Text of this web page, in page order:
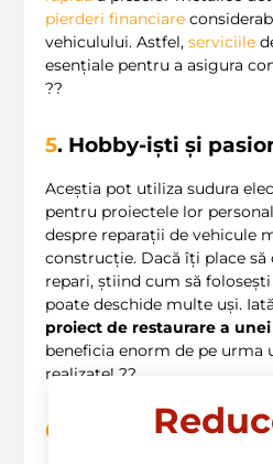
pierderi financiare
vehiculului. Astfel, serviciile
esențiale pentru a asigura
??
5. Hobby-iști și
Aceștia pot utiliza sudura
pentru proiectele lor
despre reparații de vehicule
construcție. Dacă îți place să
repari, știind cum să
poate deschide multe uși.
proiect de restaurare a
beneficia enorm de pe urma
realizate! ??️
6 . Antreprenorii de